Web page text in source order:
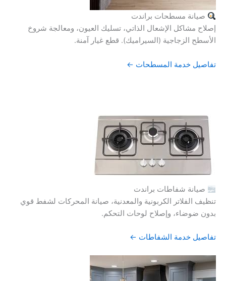
صيانة مسطحات براندت
إصلاح مشاكل الإشعال الذاتي، تسليك العيون، ومعالجة شروخ
الأسطح الزجاجية (السيراميك). قطع غيار آمنة.
تفاصيل خدمة المسطحات ←
صيانة شفاطات براندت
تنظيف الفلاتر الكربونية والمعدنية، صيانة المحركات لشفط قوي
بدون ضوضاء، وإصلاح لوحات التحكم.
تفاصيل خدمة الشفاطات ←